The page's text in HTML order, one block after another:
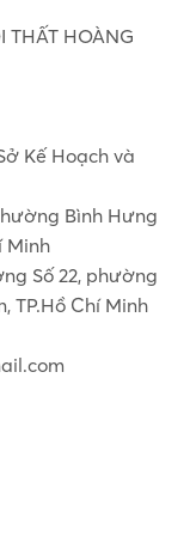
THẤT HOÀNG
Kế Hoạch và
Bình Hưng
Minh
Số 22, phường
TP.Hồ Chí Minh